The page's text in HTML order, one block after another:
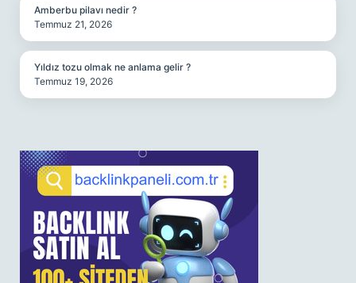
Amberbu pilavı nedir ?
Temmuz 21, 2026
Yıldız tozu olmak ne anlama gelir ?
Temmuz 19, 2026